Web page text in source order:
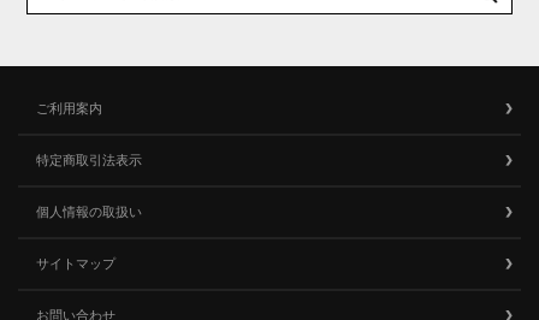
ご利用案内
特定商取引法表示
個人情報の取扱い
サイトマップ
お問い合わせ